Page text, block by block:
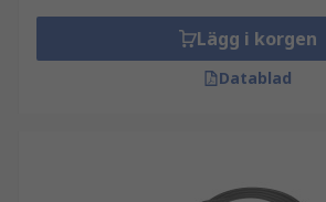
Lägg i korgen
Datablad